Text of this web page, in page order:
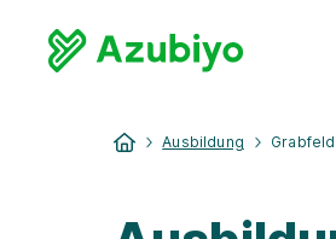
Ausbildung Grabfeld